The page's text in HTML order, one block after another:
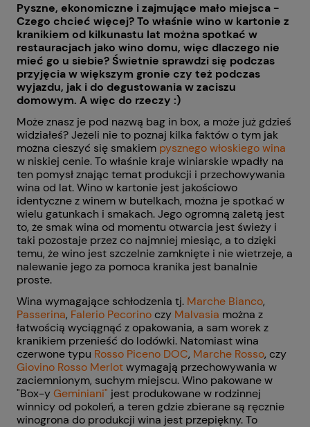
Pyszne, ekonomiczne i zajmujące mało miejsca -
Czego chcieć więcej? To właśnie wino w kartonie z
kranikiem od kilkunastu lat można spotkać w
restauracjach jako wino domu, więc dlaczego nie
mieć go u siebie? Świetnie sprawdzi się podczas
przyjęcia w większym gronie czy też podczas
wyjazdu, jak i do degustowania w zaciszu
domowym. A więc do rzeczy :)
Może znasz je pod nazwą bag in box, a może już gdzieś
widziałeś? Jeżeli nie to poznaj kilka faktów o tym jak
można cieszyć się smakiem pysznego włoskiego wina
w niskiej cenie. To właśnie kraje winiarskie wpadły na
ten pomysł znając temat produkcji i przechowywania
wina od lat. Wino w kartonie jest jakościowo
identyczne z winem w butelkach, można je spotkać w
wielu gatunkach i smakach. Jego ogromną zaletą jest
to, że smak wina od momentu otwarcia jest świeży i
taki pozostaje przez co najmniej miesiąc, a to dzięki
temu, że wino jest szczelnie zamknięte i nie wietrzeje, a
nalewanie jego za pomoca kranika jest banalnie
proste.
Wina wymagające schłodzenia tj. Marche Bianco,
Passerina, Falerio Pecorino czy Malvasia można z
łatwością wyciągnąć z opakowania, a sam worek z
kranikiem przenieść do lodówki. Natomiast wina
czerwone typu Rosso Piceno DOC, Marche Rosso, czy
Giovino Rosso Merlotwymagają przechowywania w
zaciemnionym, suchym miejscu. Wino pakowane w
"Box-yGeminiani" jest produkowane w rodzinnej
winnicy od pokoleń, a teren gdzie zbierane są ręcznie
winogrona do produkcji wina jest przepiękny. To